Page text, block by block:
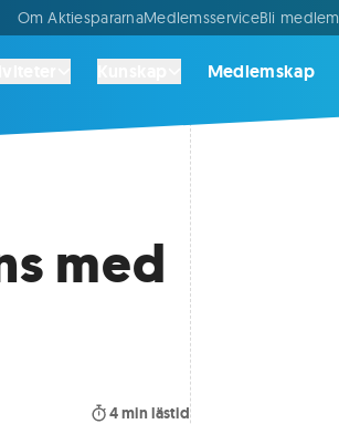
Om AktiespararnaMedlemsserviceBli medlem
Medlemskap
med
4min lästid